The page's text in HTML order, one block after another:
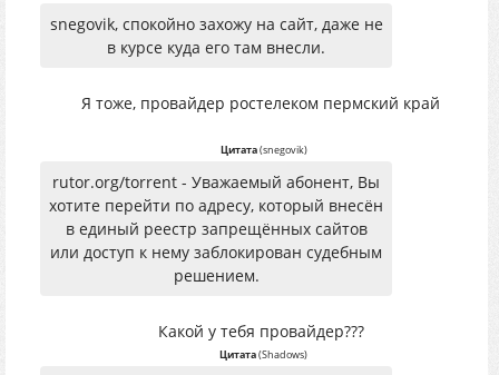
snegovik, спокойно захожу на сайт, даже не
в курсе куда его там внесли.
Я тоже, провайдер ростелеком пермский край
Цитата(snegovik)
rutor.org/torrent - Уважаемый абонент, Вы
хотите перейти по адресу, который внесён
в единый реестр запрещённых сайтов
или доступ к нему заблокирован судебным
решением.
Какой у тебя провайдер???
Цитата(Shadows)